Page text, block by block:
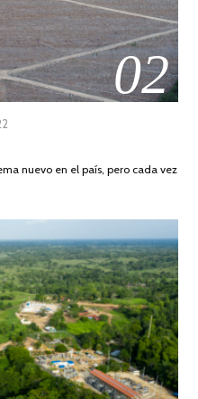
02
DE
nuevo en el país, pero cada vez